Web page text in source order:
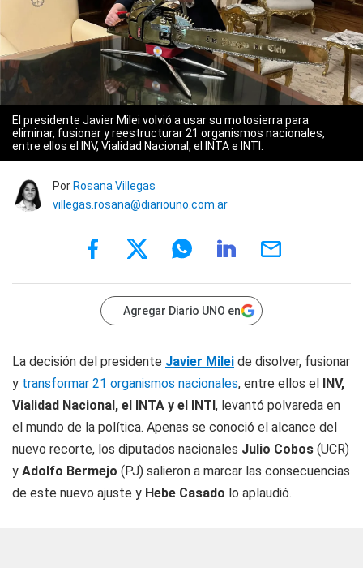
El presidente Javier Milei volvió a usar su motosierra para
eliminar, fusionar y reestructurar 21 organismos nacionales,
entre ellos el INV, Vialidad Nacional, el INTA e INTI.
Por Rosana Villegas
villegas.rosana@diariouno.com.ar
Agregar Diario UNO en
La decisión del presidente Javier Milei de disolver, fusionar
y transformar 21 organismos nacionales, entre ellos el INV,
Vialidad Nacional, el INTA y el INTI, levantó polvareda en
el mundo de la política. Apenas se conoció el alcance del
nuevo recorte, los diputados nacionales Julio Cobos (UCR)
y Adolfo Bermejo (PJ) salieron a marcar las consecuencias
de este nuevo ajuste y Hebe Casado lo aplaudió.